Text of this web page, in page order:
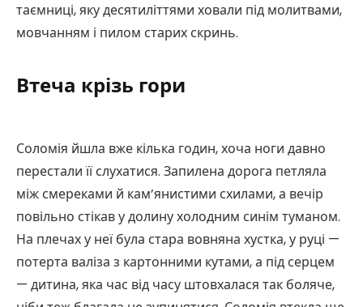
таємниці, яку десятиліттями ховали під молитвами,
мовчанням і пилом старих скринь.
Втеча крізь гори
Соломія йшла вже кілька годин, хоча ноги давно
перестали її слухатися. Запилена дорога петляла
між смереками й кам’янистими схилами, а вечір
повільно стікав у долину холодним синім туманом.
На плечах у неї була стара вовняна хустка, у руці —
потерта валіза з картонними кутами, а під серцем
— дитина, яка час від часу штовхалася так боляче,